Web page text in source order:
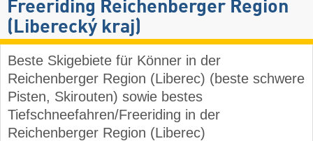
Freeriding Reichenberger Region
(Liberecký kraj)
Beste Skigebiete für Könner in der
Reichenberger Region (Liberec) (beste schwere
Pisten, Skirouten) sowie bestes
Tiefschneefahren/Freeriding in der
Reichenberger Region (Liberec)